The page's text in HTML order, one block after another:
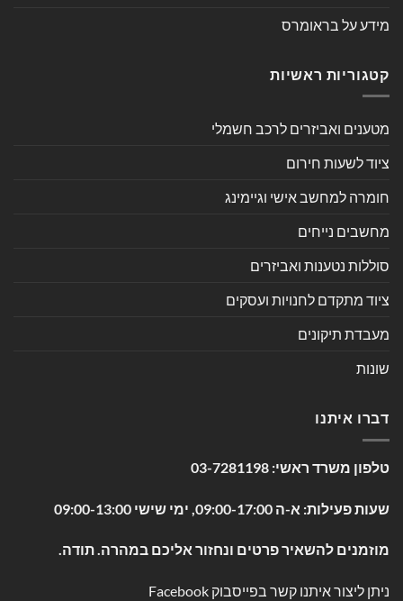
מידע על בראומרס
קטגוריות ראשיות
מטענים ואביזרים לרכב חשמלי
ציוד לשעות חירום
חומרה למחשב אישי וגיימינג
מחשבים נייחים
סוללות נטענות ואביזרים
ציוד מתקדם לחנויות ועסקים
מעבדת תיקונים
שונות
דברו איתנו
טלפון משרד ראשי: 03-7281198
שעות פעילות: א-ה 09:00-17:00, ימי שישי 09:00-13:00
מוזמנים להשאיר פרטים ונחזור אליכם במהרה. תודה.
ניתן ליצור איתנו קשר בפייסבוק Facebook